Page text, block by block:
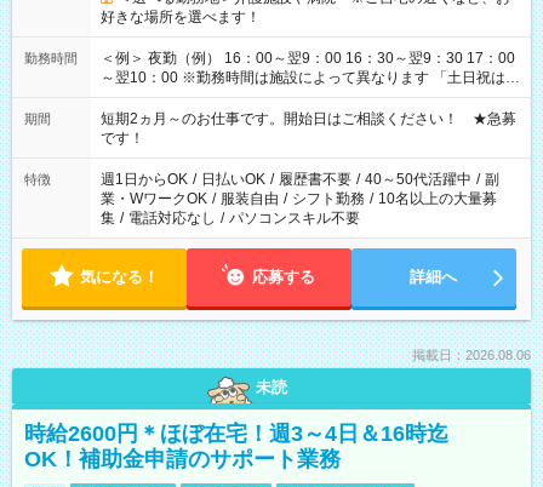
好きな場所を選べます！
勤務時間
＜例＞ 夜勤（例） 16：00～翌9：00 16：30～翌9：30 17：00
～翌10：00 ※勤務時間は施設によって異なります 「土日祝は休
みたい」 「しっかり稼ぎたい」 「もう少し遅い時間から始めた
い」など ご希望にあったお仕事をご案内いたします。 ※未経験
の方の場合は1～2ヶ月間は日中での仕事を経験いただき、 お
仕事に慣れてからの夜勤になります。 ★家庭の都合でお休みが
必要な場合も遠慮なくご相談ください。
期間
短期2ヵ月～のお仕事です。開始日はご相談ください！ ★急募
です！
特徴 週1日からOK / 日払いOK / 履歴書不要 / 40～50代活躍中 / 副
業・WワークOK / 服装自由 / シフト勤務 / 10名以上の大量募
集 / 電話対応なし / パソコンスキル不要
気になる！ 応募する 詳細へ
掲載日：2026.08.06
未読
時給2600円＊ほぼ在宅！週3～4日＆16時迄
OK！補助金申請のサポート業務